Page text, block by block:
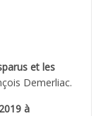
et les
Demerliac.
à